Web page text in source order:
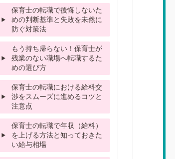
保育士の転職で後悔しないた
めの判断基準と失敗を未然に
防ぐ対策法
もう持ち帰らない！保育士が
残業のない職場へ転職するた
めの選び方
保育士の転職における給料交
渉をスムーズに進めるコツと
注意点
保育士の転職で年収（給料）
を上げる方法と知っておきた
い給与相場